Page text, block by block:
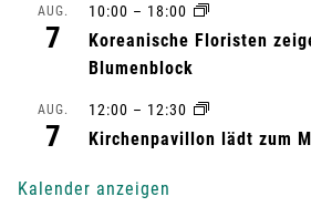
AUG.
7
10:00 – 18:00
Koreanische Floristen
Blumenblock
AUG.
7
12:00 – 12:30
Kirchenpavillon lädt zum
Kalender anzeigen